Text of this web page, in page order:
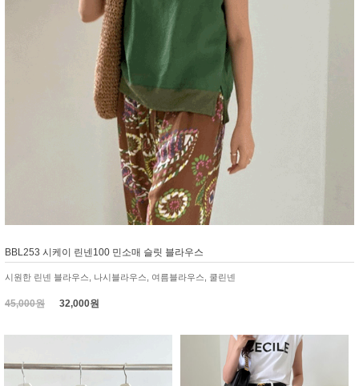
BBL253 시케이 린넨100 민소매 슬릿 블라우스
시원한 린넨 블라우스, 나시블라우스, 여름블라우스, 쿨린넨
45,000원 32,000원